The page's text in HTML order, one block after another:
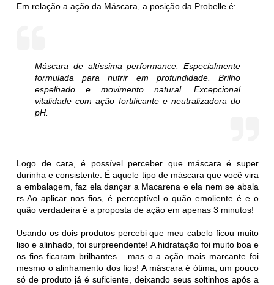
Em relação a ação da Máscara, a posição da Probelle é:
Máscara de altíssima performance. Especialmente
formulada para nutrir em profundidade. Brilho
espelhado e movimento natural. Excepcional
vitalidade com ação fortificante e neutralizadora do
pH.
Logo de cara, é possível perceber que máscara é super
durinha e consistente. É aquele tipo de máscara que você vira
a embalagem, faz ela dançar a Macarena e ela nem se abala
rs Ao aplicar nos fios, é perceptível o quão emoliente é e o
quão verdadeira é a proposta de ação em apenas 3 minutos!
Usando os dois produtos percebi que meu cabelo ficou muito
liso e alinhado, foi surpreendente! A hidratação foi muito boa e
os fios ficaram brilhantes... mas o a ação mais marcante foi
mesmo o alinhamento dos fios! A máscara é ótima, um pouco
só de produto já é suficiente, deixando seus soltinhos após a